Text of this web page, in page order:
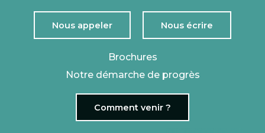
Nous appeler Nous écrire
Brochures
Notre démarche de progrès
Comment venir ?